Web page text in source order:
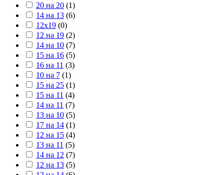
20 на 20 (1)
14 на 13 (6)
12х19 (0)
12 на 19 (2)
14 на 10 (7)
15 на 16 (5)
16 на 11 (3)
10 на 7 (1)
15 на 25 (1)
15 на 11 (4)
14 на 11 (7)
13 на 10 (5)
17 на 14 (1)
12 на 15 (4)
13 на 11 (5)
14 на 12 (7)
12 на 13 (5)